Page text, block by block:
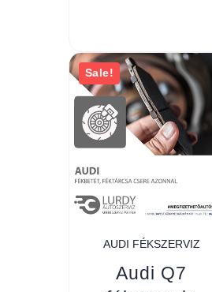
Sale!
AUDI FÉKSZERVIZ
Audi Q7